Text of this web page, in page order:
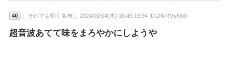
40 ： それでも動く名無し 2024/01/04(木) 16:45:19.94 ID:DfkRMyNb0
超音波あてて味をまろやかにしようや